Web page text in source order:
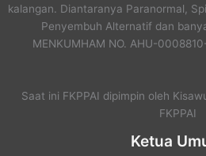
kalangan. Diantaranya Paranormal,
Penyembuh Alternatif dan
MENKUMHAM NO. AHU-
Saat ini FKPPAI dipimpin oleh
FKPPAI
Ketua